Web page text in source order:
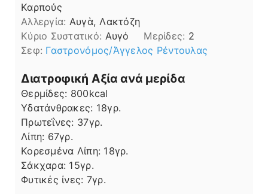
Καρπούς
Αλλεργία: Αυγὰ, Λακτόζη
Kύριο Συστατικό: Αυγό Μερίδες: 2
Σεφ: Γαστρονόμος/Άγγελος Ρέντουλας
Διατροφική Αξία ανά μερίδα
Θερμίδες: 800kcal
Υδατάνθρακες: 18γρ.
Πρωτεΐνες: 37γρ.
Λίπη
Λίπη: 67γρ.
Κορεσμένα Λίπη: 18γρ.
Σάκχαρα: 15γρ.
Φυτικές ίνες: 7γρ.